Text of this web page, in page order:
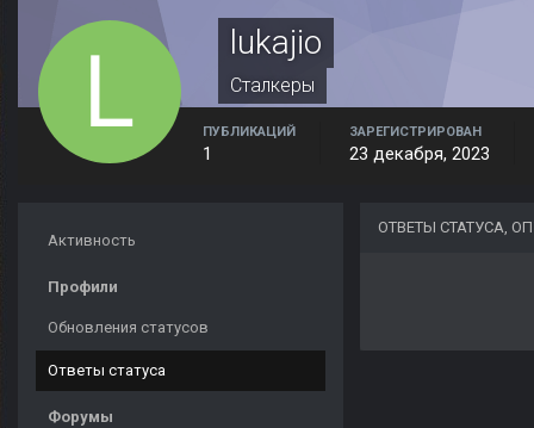
lukajio
Сталкеры
ПУБЛИКАЦИЙ
1
ЗАРЕГИСТРИРОВАН
23 декабря, 2023
Активность
Профили
Обновления статусов
Ответы статуса
Форумы
ОТВЕТЫ СТАТУСА,